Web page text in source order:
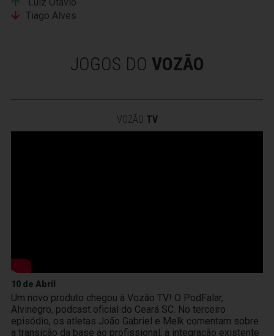
Tiago Alves
JOGOS DO VOZÃO
VOZÃO TV
10 de Abril
Um novo produto chegou à Vozão TV! O PodFalar,
Alvinegro, podcast oficial do Ceará SC. No terceiro
episódio, os atletas João Gabriel e Melk comentam sobre
a transição da base ao profissional, a integração existente